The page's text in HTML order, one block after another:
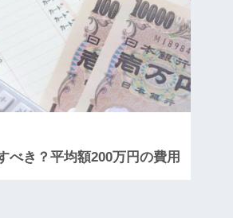
べき？平均額200万円の費用